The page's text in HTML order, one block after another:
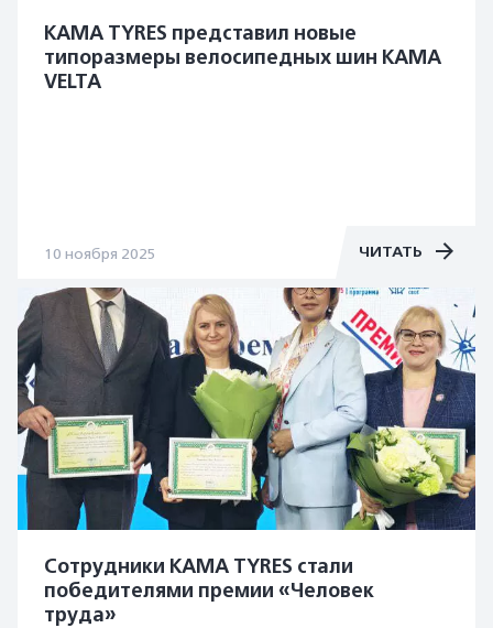
KAMA TYRES представил новые
типоразмеры велосипедных шин KAMA
VELTA
10 ноября 2025 ЧИТАТЬ
Сотрудники KAMA TYRES стали
победителями премии «Человек
труда»